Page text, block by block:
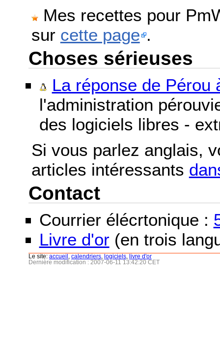
Mes recettes pour
sur cette page .
Choses sérieuses
La réponse de Pérou
l'administration
des logiciels libres -
Si vous parlez anglais,
articles intéressants
Contact
Courrier élécrtonique :
Livre d'or (en trois
Le site: accueil calendriers logiciels
livre d'or
Dernière modification : 2007-06-11 13:42:20 CET